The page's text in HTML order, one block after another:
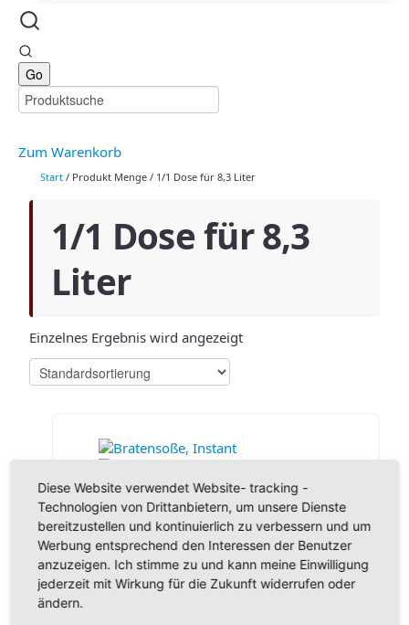
Zum Warenkorb
Start / Produkt Menge / 1/1 Dose für 8,3 Liter
1/1 Dose für 8,3
Liter
Einzelnes Ergebnis wird angezeigt
Bratensoße, Instant
ab:5,50€
inkl. MwSt.
zzgl. Versandkosten
Lieferzeit:
Diese Website verwendet Website- tracking -
Technologien von Drittanbietern, um unsere Dienste
bereitzustellen und kontinuierlich zu verbessern und um
Werbung entsprechend den Interessen der Benutzer
anzuzeigen. Ich stimme zu und kann meine Einwilligung
jederzeit mit Wirkung für die Zukunft widerrufen oder
ändern.